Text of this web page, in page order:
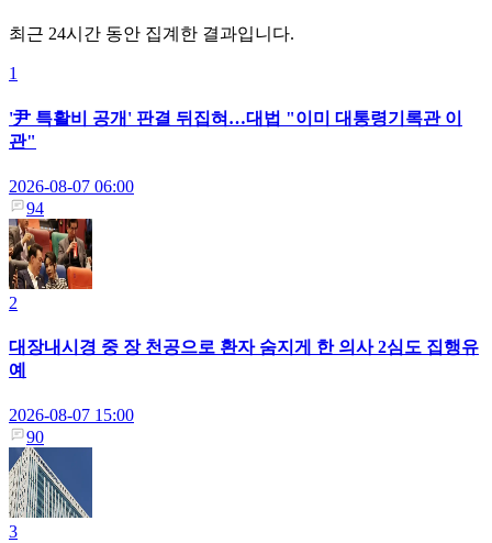
최근 24시간 동안 집계한 결과입니다.
1
'尹 특활비 공개' 판결 뒤집혀…대법 "이미 대통령기록관 이
관"
2026-08-07 06:00
94
2
대장내시경 중 장 천공으로 환자 숨지게 한 의사 2심도 집행유
예
2026-08-07 15:00
90
3